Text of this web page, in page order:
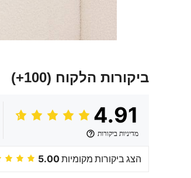
ביקורות הלקוח (100+)
4.91
מדיניות ביקורות
הצג ביקורות מקומיות5.00